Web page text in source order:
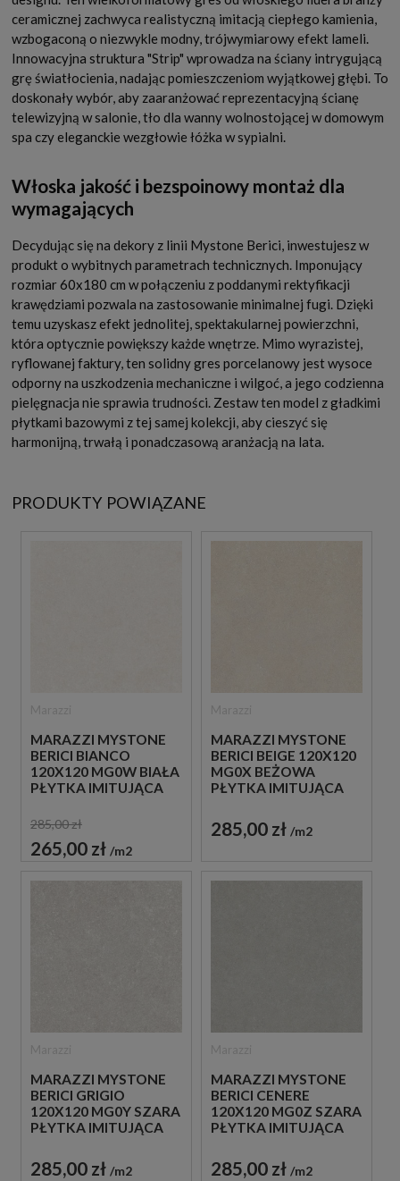
ceramicznej zachwyca realistyczną imitacją ciepłego kamienia,
wzbogaconą o niezwykle modny, trójwymiarowy efekt lameli.
Innowacyjna struktura "Strip" wprowadza na ściany intrygującą
grę światłocienia, nadając pomieszczeniom wyjątkowej głębi. To
doskonały wybór, aby zaaranżować reprezentacyjną ścianę
telewizyjną w salonie, tło dla wanny wolnostojącej w domowym
spa czy eleganckie wezgłowie łóżka w sypialni.
Włoska jakość i bezspoinowy montaż dla
wymagających
Decydując się na dekory z linii Mystone Berici, inwestujesz w
produkt o wybitnych parametrach technicznych. Imponujący
rozmiar 60x180 cm w połączeniu z poddanymi rektyfikacji
krawędziami pozwala na zastosowanie minimalnej fugi. Dzięki
temu uzyskasz efekt jednolitej, spektakularnej powierzchni,
która optycznie powiększy każde wnętrze. Mimo wyrazistej,
ryflowanej faktury, ten solidny gres porcelanowy jest wysoce
odporny na uszkodzenia mechaniczne i wilgoć, a jego codzienna
pielęgnacja nie sprawia trudności. Zestaw ten model z gładkimi
płytkami bazowymi z tej samej kolekcji, aby cieszyć się
harmonijną, trwałą i ponadczasową aranżacją na lata.
PRODUKTY POWIĄZANE
MARAZZI MYSTONE
BERICI BIANCO
120X120 MG0W BIAŁA
PŁYTKA IMITUJĄCA
285,00 zł
265,00 zł m2
MARAZZI MYSTONE
BERICI BEIGE 120X120
MG0X BEŻOWA
PŁYTKA IMITUJĄCA
285,00 zł m2
MARAZZI MYSTONE
BERICI GRIGIO
120X120 MG0Y SZARA
PŁYTKA IMITUJĄCA
285,00 zł m2
MARAZZI MYSTONE
BERICI CENERE
120X120 MG0Z SZARA
PŁYTKA IMITUJĄCA
285,00 zł m2